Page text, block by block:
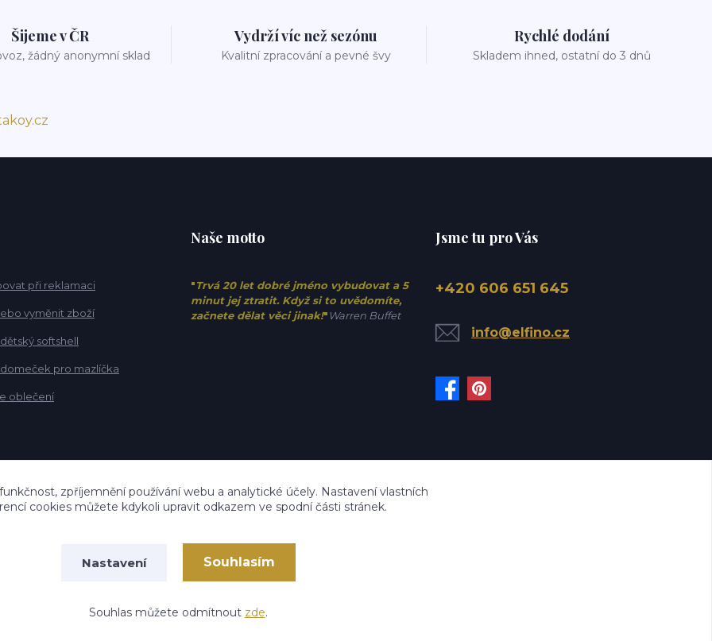
Šijeme v ČR
žádný anonymní sklad
Vydrží víc než sezónu
Kvalitní zpracování a pevné švy
Rychlé dodání
Skladem ihned, ostatní do 3 dnů
při reklamaci
vyměnit zboží
softshell
pro mazlíčka
oblečení
Naše motto
"Trvá 20 let dobré jméno vybudovat a 5
minut jej ztratit. Když si to uvědomíte,
začnete dělat věci jinak!" Warren Buffet
Jsme tu pro Vás
+420 606 651 645
info@elfino.cz
zpříjemnění používání webu a analytické účely. Nastavení vlastních
cookies můžete kdykoli upravit odkazem ve spodní části stránek.
Nastavení Souhlasím
Souhlas můžete odmítnout zde.